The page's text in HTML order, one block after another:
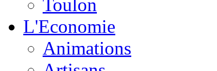
Toulon
L'Economie
Animations